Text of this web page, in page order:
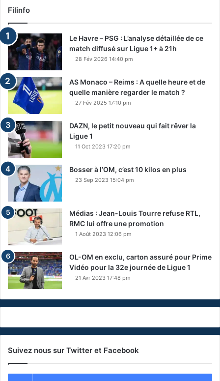
Filinfo
Le Havre – PSG : L’analyse détaillée de ce
match diffusé sur Ligue 1+ à 21h
28 Fév 2026 14:40 pm
AS Monaco – Reims : A quelle heure et de
quelle manière regarder le match ?
27 Fév 2025 17:10 pm
DAZN, le petit nouveau qui fait rêver la
Ligue 1
11 Oct 2023 17:20 pm
Bosser à l’OM, c’est 10 kilos en plus
23 Sep 2023 15:04 pm
Médias : Jean-Louis Tourre refuse RTL,
RMC lui offre une promotion
1 Août 2023 12:06 pm
OL-OM en exclu, carton assuré pour Prime
Vidéo pour la 32e journée de Ligue 1
21 Avr 2023 17:48 pm
Suivez nous sur Twitter et Facebook